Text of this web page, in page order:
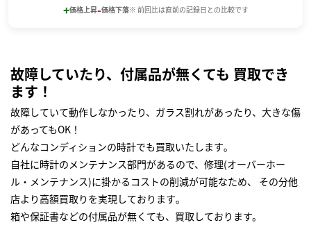
+価格上昇-価格下落※ 前回比は直前の記録日との比較です
故障していたり、付属品が無くても 買取でき
ます！
故障していて動作しなかったり、ガラス割れがあったり、大きな傷
があってもOK！
どんなコンディションの時計でも買取いたします｡
自社に時計のメンテナンス部門があるので、修理(オーバーホー
ル・メンテナンス)に掛かるコストの削減が可能なため、 その分他
店より高額買取りを実現しております｡
箱や保証書などの付属品が無くても、買取しております。